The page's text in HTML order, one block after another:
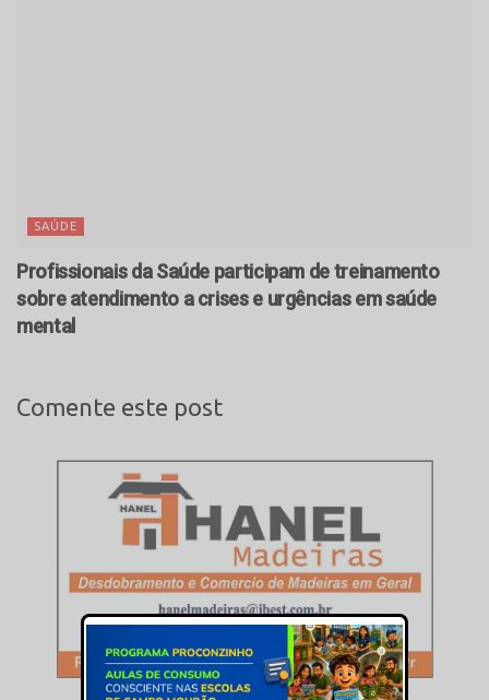
SAÚDE
Profissionais da Saúde participam de treinamento
sobre atendimento a crises e urgências em saúde
mental
Comente este post